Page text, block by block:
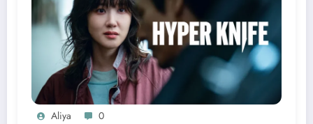
Aliya 0